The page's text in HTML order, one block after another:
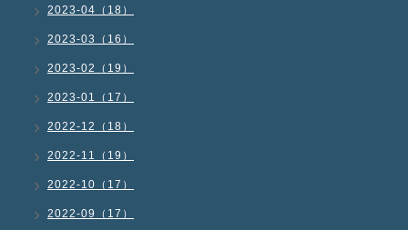
2023-04（18）
2023-03（16）
2023-02（19）
2023-01（17）
2022-12（18）
2022-11（19）
2022-10（17）
2022-09（17）